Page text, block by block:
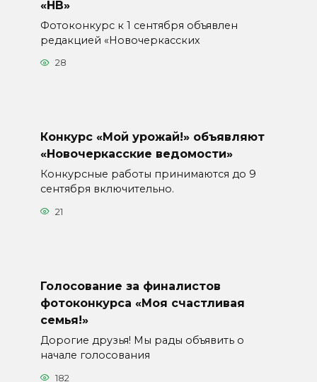
«НВ»
Фотоконкурс к 1 сентября объявлен
редакцией «Новочеркасских
28
Конкурс «Мой урожай!» объявляют
«Новочеркасские ведомости»
Конкурсные работы принимаются до 9
сентября включительно.
21
Голосование за финалистов
фотоконкурса «Моя счастливая
семья!»
Дорогие друзья! Мы рады объявить о
начале голосования
182